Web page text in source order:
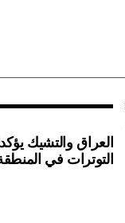
العراق والتشيك
التوترات في